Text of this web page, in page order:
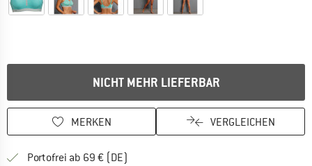
NICHT MEHR LIEFERBAR
MERKEN VERGLEICHEN
Portofrei ab 69 € (DE)